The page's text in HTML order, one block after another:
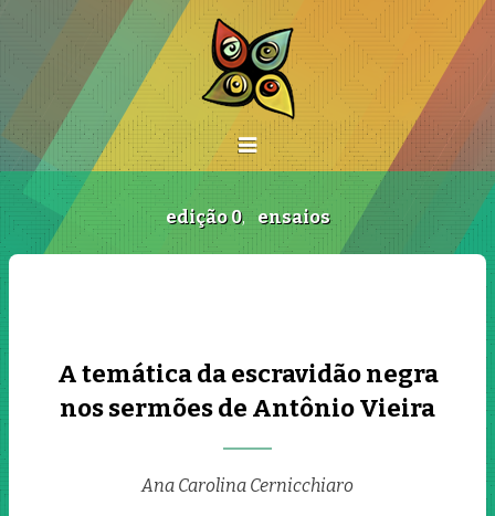
edição 0, ensaios
A temática da escravidão negra
nos sermões de Antônio Vieira
Ana Carolina Cernicchiaro